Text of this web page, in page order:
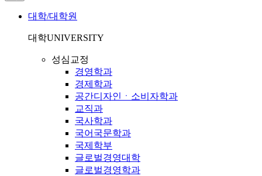
대학/대학원
대학UNIVERSITY
성심교정
경영학과
경제학과
공간디자인ㆍ소비자학과
교직과
국사학과
국어국문학과
국제학부
글로벌경영대학
글로벌경영학과